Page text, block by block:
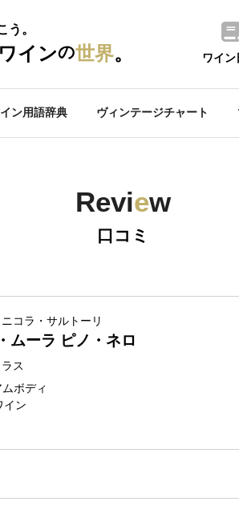
う。
インの世界。 ワイン
ン用語辞典 ヴィンテージチャート
Review
口コミ
コラ・サルトーリ
ムーラ ピノ・ネロ
ス
ボディ
イン